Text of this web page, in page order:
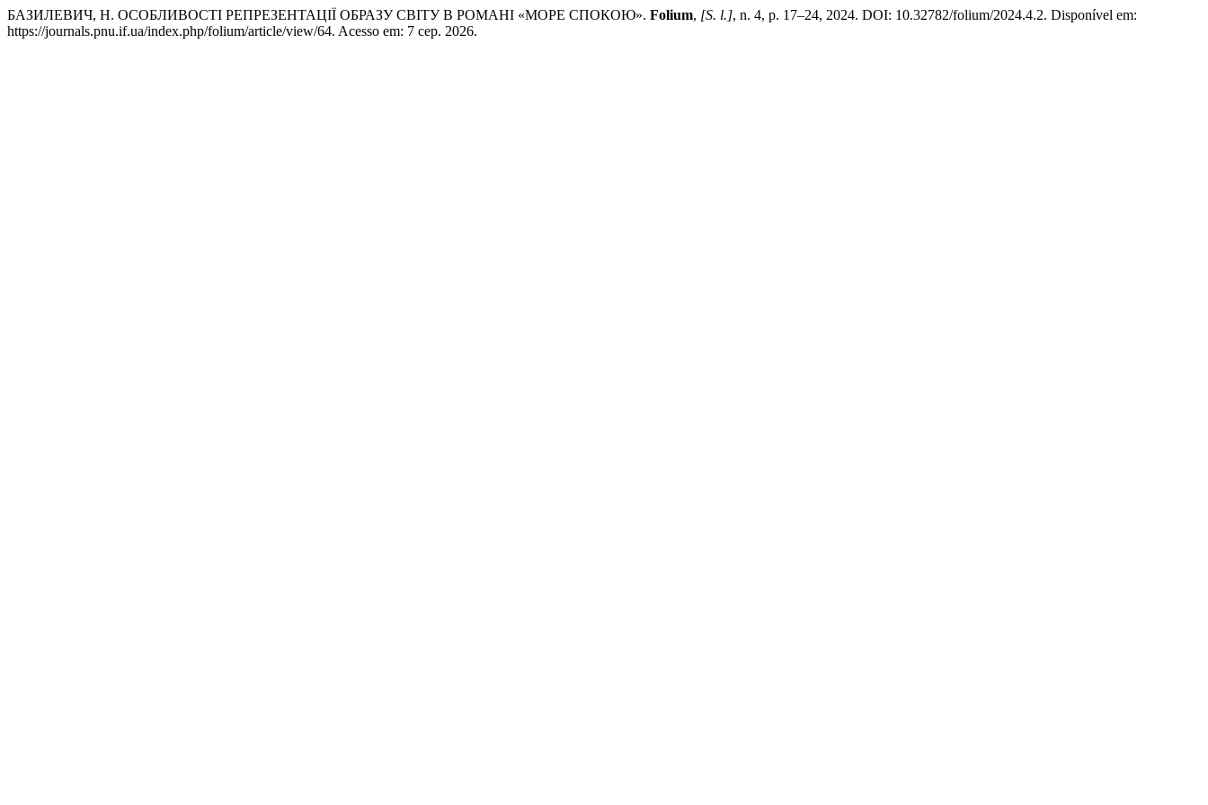
БАЗИЛЕВИЧ, Н. ОСОБЛИВОСТІ РЕПРЕЗЕНТАЦІЇ ОБРАЗУ СВІТУ В РОМАНІ «МОРЕ СПОКОЮ». Folium, [S. l.], n. 4, p. 17–24, 2024. DOI: 10.32782/folium/2024.4.2. Disponível em:
https://journals.pnu.if.ua/index.php/folium/article/view/64. Acesso em: 7 сер. 2026.